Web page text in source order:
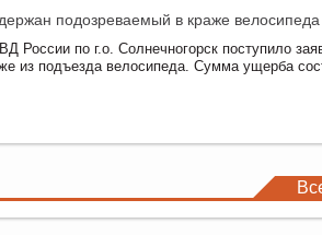
подозреваемый в краже велосипеда
России по г.о. Солнечногорск поступило
из подъезда велосипеда. Сумма ущерба